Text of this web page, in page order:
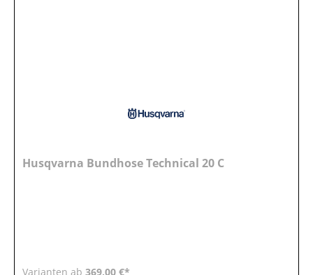
Husqvarna Bundhose Technical 20 C
Varianten ab 369,00 €*